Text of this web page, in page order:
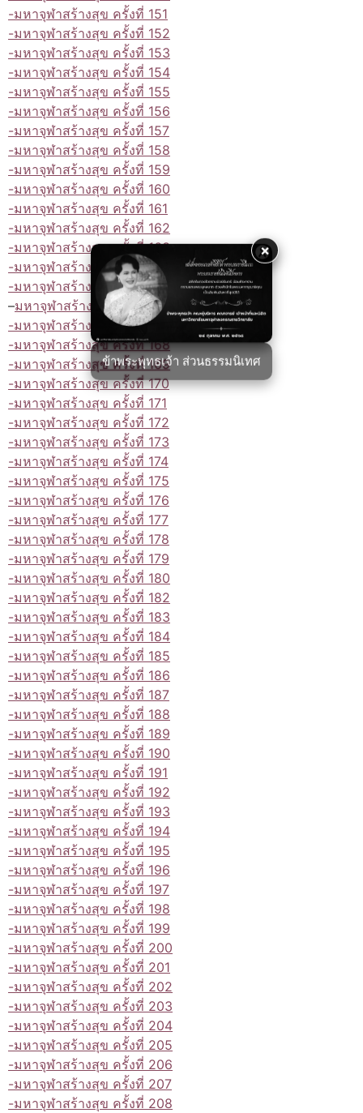
×
ข้าพระพุทธเจ้า ส่วนธรรมนิเทศ
-มหาจุฬาสร้างสุข ครั้งที่ 151
-มหาจุฬาสร้างสุข ครั้งที่ 152
-มหาจุฬาสร้างสุข ครั้งที่ 153
-มหาจุฬาสร้างสุข ครั้งที่ 154
-มหาจุฬาสร้างสุข ครั้งที่ 155
-มหาจุฬาสร้างสุข ครั้งที่ 156
-มหาจุฬาสร้างสุข ครั้งที่ 157
-มหาจุฬาสร้างสุข ครั้งที่ 158
-มหาจุฬาสร้างสุข ครั้งที่ 159
-มหาจุฬาสร้างสุข ครั้งที่ 160
-มหาจุฬาสร้างสุข ครั้งที่ 161
-มหาจุฬาสร้างสุข ครั้งที่ 162
-มหาจุฬาสร้างสุข ครั้งที่ 163
-มหาจุฬาสร้างสุข ครั้งที่ 164
-มหาจุฬาสร้างสุข ครั้งที่ 165
–มหาจุฬาสร้างสุข ครั้งที่ 166
-มหาจุฬาสร้างสุข ครั้งที่ 167
-มหาจุฬาสร้างสุข ครั้งที่ 168
-มหาจุฬาสร้างสุข ครั้งที่ 169
-มหาจุฬาสร้างสุข ครั้งที่ 170
-มหาจุฬาสร้างสุข ครั้งที่ 171
-มหาจุฬาสร้างสุข ครั้งที่ 172
-มหาจุฬาสร้างสุข ครั้งที่ 173
-มหาจุฬาสร้างสุข ครั้งที่ 174
-มหาจุฬาสร้างสุข ครั้งที่ 175
-มหาจุฬาสร้างสุข ครั้งที่ 176
-มหาจุฬาสร้างสุข ครั้งที่ 177
-มหาจุฬาสร้างสุข ครั้งที่ 178
-มหาจุฬาสร้างสุข ครั้งที่ 179
-มหาจุฬาสร้างสุข ครั้งที่ 180
-มหาจุฬาสร้างสุข ครั้งที่ 182
-มหาจุฬาสร้างสุข ครั้งที่ 183
-มหาจุฬาสร้างสุข ครั้งที่ 184
-มหาจุฬาสร้างสุข ครั้งที่ 185
-มหาจุฬาสร้างสุข ครั้งที่ 186
-มหาจุฬาสร้างสุข ครั้งที่ 187
-มหาจุฬาสร้างสุข ครั้งที่ 188
-มหาจุฬาสร้างสุข ครั้งที่ 189
-มหาจุฬาสร้างสุข ครั้งที่ 190
-มหาจุฬาสร้างสุข ครั้งที่ 191
-มหาจุฬาสร้างสุข ครั้งที่ 192
-มหาจุฬาสร้างสุข ครั้งที่ 193
-มหาจุฬาสร้างสุข ครั้งที่ 194
-มหาจุฬาสร้างสุข ครั้งที่ 195
-มหาจุฬาสร้างสุข ครั้งที่ 196
-มหาจุฬาสร้างสุข ครั้งที่ 197
-มหาจุฬาสร้างสุข ครั้งที่ 198
-มหาจุฬาสร้างสุข ครั้งที่ 199
-มหาจุฬาสร้างสุข ครั้งที่ 200
-มหาจุฬาสร้างสุข ครั้งที่ 201
-มหาจุฬาสร้างสุข ครั้งที่ 202
-มหาจุฬาสร้างสุข ครั้งที่ 203
-มหาจุฬาสร้างสุข ครั้งที่ 204
-มหาจุฬาสร้างสุข ครั้งที่ 205
-มหาจุฬาสร้างสุข ครั้งที่ 206
-มหาจุฬาสร้างสุข ครั้งที่ 207
-มหาจุฬาสร้างสุข ครั้งที่ 208